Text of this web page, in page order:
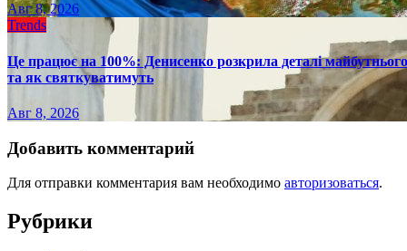
Авг 8, 2026
Trends
Це працює на 100%: Денисенко розкрила деталі майбутнього
та як святкуватимуть
Авг 8, 2026
Добавить комментарий
Для отправки комментария вам необходимо авторизоваться.
Рубрики